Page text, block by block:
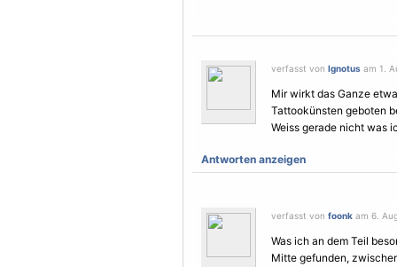
verfasst von Ignotus am 1.
Mir wirkt das Ganze
Tattookünsten geboten
Weiss gerade nicht was
Antworten anzeigen
verfasst von foonk am 6.
Was ich an dem Teil
Mitte gefunden,